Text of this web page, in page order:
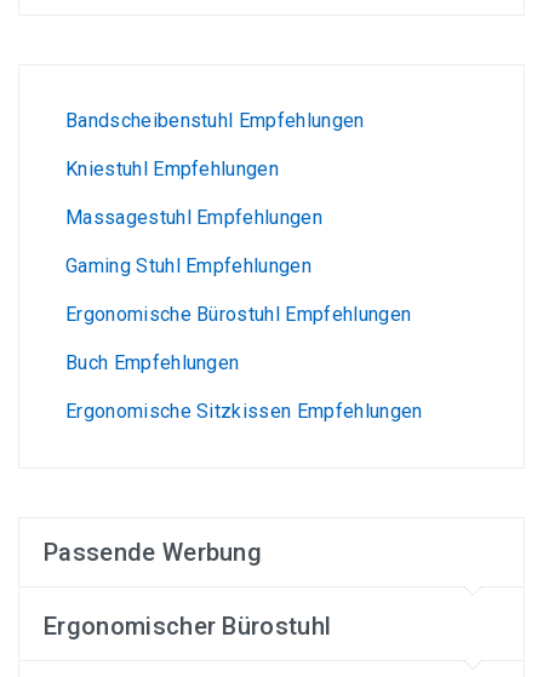
Bandscheibenstuhl Empfehlungen
Kniestuhl Empfehlungen
Massagestuhl Empfehlungen
Gaming Stuhl Empfehlungen
Ergonomische Bürostuhl Empfehlungen
Buch Empfehlungen
Ergonomische Sitzkissen Empfehlungen
Passende Werbung
Ergonomischer Bürostuhl